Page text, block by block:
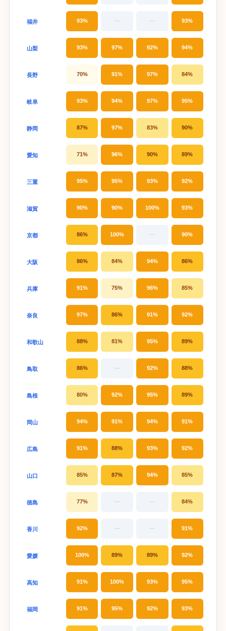
福井 93% — — 93%
山梨 93% 97% 92% 94%
長野 70% 91% 97% 84%
岐阜 93% 94% 97% 95%
静岡 87% 97% 83% 90%
愛知 71% 96% 90% 89%
三重 95% 95% 93% 92%
滋賀 90% 90% 100% 93%
京都 86% 100% — 90%
大阪 86% 84% 94% 86%
兵庫 91% 75% 96% 85%
奈良 97% 86% 91% 92%
和歌山 88% 81% 95% 89%
鳥取 86% — 92% 88%
島根 80% 92% 95% 89%
岡山 94% 91% 94% 91%
広島 91% 88% 93% 92%
山口 85% 87% 94% 85%
徳島 77% — — 84%
香川 92% — — 91%
愛媛 100% 89% 89% 92%
高知 91% 100% 93% 95%
福岡 91% 95% 92% 93%